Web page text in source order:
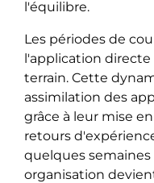
l'équilibre.
Les périodes de
l'application directe
terrain. Cette
assimilation des
grâce à leur mise
retours
quelques
organisation